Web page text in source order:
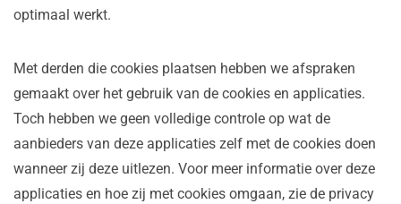
optimaal werkt.
Met derden die cookies plaatsen hebben we afspraken
gemaakt over het gebruik van de cookies en applicaties.
Toch hebben we geen volledige controle op wat de
aanbieders van deze applicaties zelf met de cookies doen
wanneer zij deze uitlezen. Voor meer informatie over deze
applicaties en hoe zij met cookies omgaan, zie de privacy